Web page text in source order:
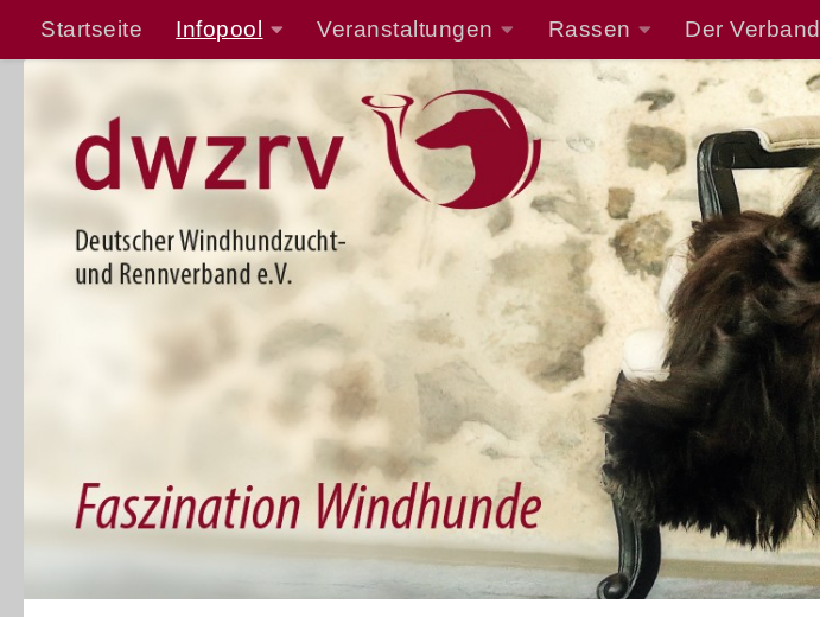
Startseite Infopool Veranstaltungen Rassen Der Verband